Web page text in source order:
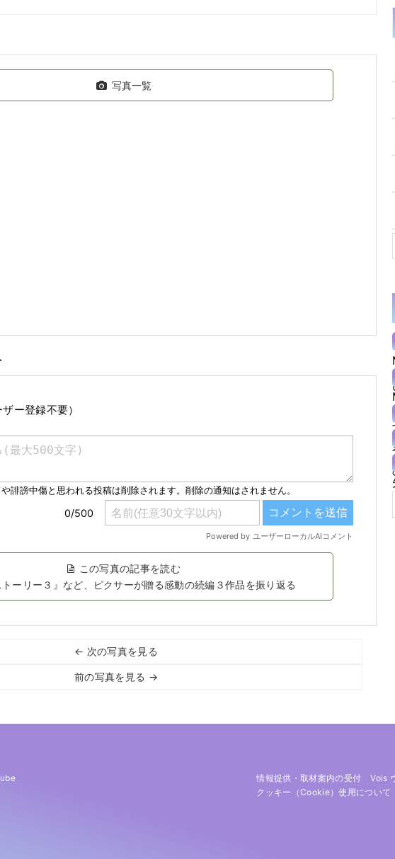
写真一覧
ー登録不要）
この写真の記事を読む
トーリー３』など、ピクサーが贈る感動の続編３作品を振り返る
← 次の写真を見る
前の写真を見る →
情報提供・取材案内の受付 Vois
クッキー（cookie）使用について